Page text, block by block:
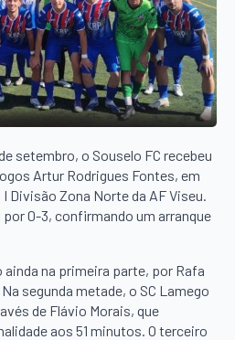
setembro, o Souselo FC recebeu
Artur Rodrigues Fontes, em
Divisão Zona Norte da AF Viseu.
0-3, confirmando um arranque
ainda na primeira parte, por Rafa
segunda metade, o SC Lamego
de Flávio Morais, que
aos 51 minutos. O terceiro